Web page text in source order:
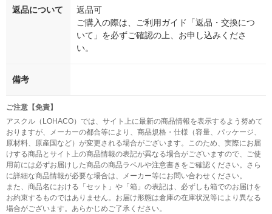
返品について
返品可
ご購入の際は、ご利用ガイド「返品・交換につ
いて」を必ずご確認の上、お申し込みくださ
い。
備考
ご注意【免責】
アスクル（LOHACO）では、サイト上に最新の商品情報を表示するよう努めて
おりますが、メーカーの都合等により、商品規格・仕様（容量、パッケージ、
原材料、原産国など）が変更される場合がございます。このため、実際にお届
けする商品とサイト上の商品情報の表記が異なる場合がございますので、ご使
用前には必ずお届けした商品の商品ラベルや注意書きをご確認ください。さら
に詳細な商品情報が必要な場合は、メーカー等にお問い合わせください。
また、商品名における「セット」や「箱」の表記は、必ずしも箱でのお届けを
お約束するものではありません。お届け形態は倉庫の在庫状況等により異なる
場合がございます。あらかじめご了承ください。